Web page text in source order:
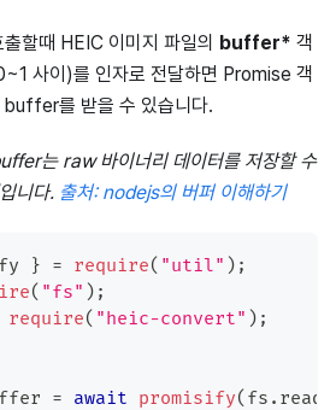
할때 HEIC 이미지 파일의 buffer* 객
사이)를 인자로 전달하면 Promise 객
buffer를 받을 수 있습니다.
는 raw 바이너리 데이터를 저장할 수
니다. 출처: nodejs의 버퍼 이해하기
} = require( "util" ) ;
( "fs" ) ;
require( "heic-convert" ) ;
= await promisify( fs .